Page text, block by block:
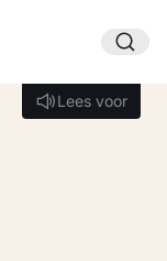
Lees voor
Lees voor